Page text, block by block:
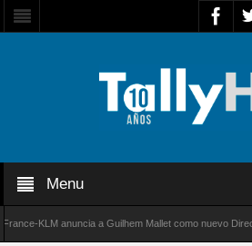
Menu
KLM anuncia a Guilhem Mallet como nuevo Director